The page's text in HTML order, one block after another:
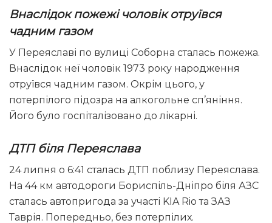
Внаслідок пожежі чоловік отруївся
чадним газом
У Переяславі по вулиці Соборна сталась пожежа.
Внаслідок неї чоловік 1973 року народження
отруївся чадним газом. Окрім цього, у
потерпілого підозра на алкогольне сп’яніння.
Його було госпіталізовано до лікарні.
ДТП біля Переяслава
24 липня о 6:41 сталась ДТП поблизу Переяслава.
На 44 км автодороги Бориспіль-Дніпро біля АЗС
сталась автопригода за участі KIA Rio та ЗАЗ
Таврія. Попередньо, без потерпілих.